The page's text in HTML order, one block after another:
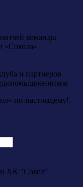
команды
«Сокола»
и партнеров
по-настоящему!
ХК "Сокол"